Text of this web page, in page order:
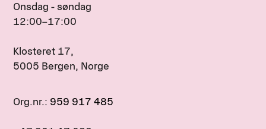
Onsdag - søndag
12:00–17:00
Klosteret 17,
5005 Bergen, Norge
Org.nr.: 959 917 485